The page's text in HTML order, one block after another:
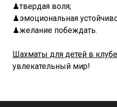
♟твердая
♟эмоциональная
♟желание побеждать.⠀
Шахматы для детей в
увлекательный мир!